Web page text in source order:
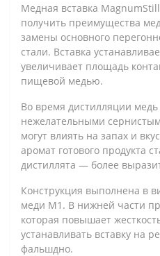
Медная вставка
получить преимущества
замены основного
стали. Вставка
увеличивает площадь
пищевой медью.
Во время дистилляции медь
нежелательными
могут влиять на запах и
аромат готового продукта
дистиллята — более
Конструкция выполнена в
меди М1. В нижней части
которая повышает
устанавливать вставку на
фальшдно.